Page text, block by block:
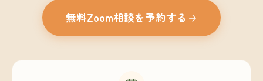
無料Zoom相談を予約する